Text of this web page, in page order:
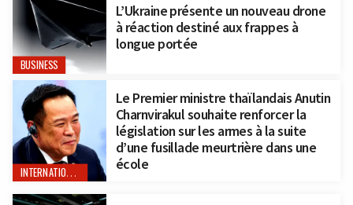
BUSINESS
L’Ukraine présente un nouveau drone
à réaction destiné aux frappes à
longue portée
INTERNATIONAL
Le Premier ministre thaïlandais Anutin
Charnvirakul souhaite renforcer la
législation sur les armes à la suite
d’une fusillade meurtrière dans une
école